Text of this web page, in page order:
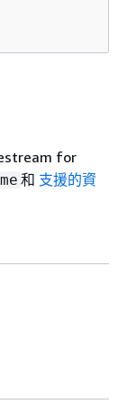
for
和 支援的資